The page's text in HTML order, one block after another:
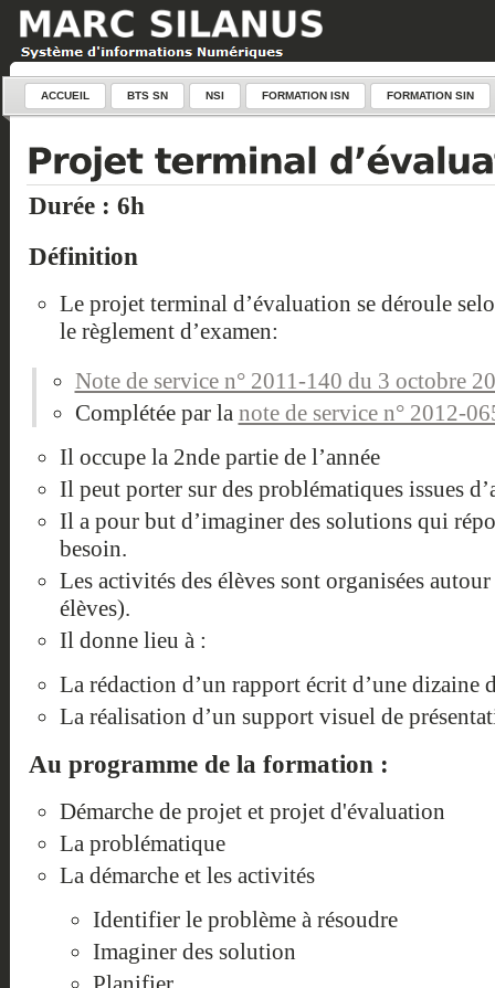
ACCUEIL BTS SN NSI FORMATION ISN FORMATION SIN
Durée : 6h
Définition
Le projet terminal d’évaluation se déroule
le règlement d’examen:
Note de service n° 2011-140 du 3 octobre
Complétée par la note de service n° 2012-
Il occupe la 2nde partie de l’année
Il peut porter sur des problématiques issues
Il a pour but d’imaginer des solutions qui
besoin.
Les activités des élèves sont organisées
élèves).
Il donne lieu à :
La rédaction d’un rapport écrit d’une dizaine
La réalisation d’un support visuel de
Au programme de la formation :
Démarche de projet et projet d'évaluation
La problématique
La démarche et les activités
Identifier le problème à résoudre
Imaginer des solution